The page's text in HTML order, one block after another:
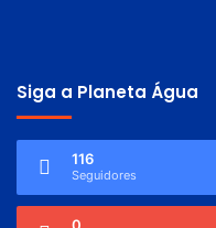
Siga a Planeta Água
116
Seguidores